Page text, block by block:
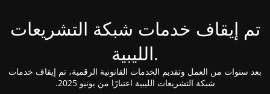
تم إيقاف خدمات شبكة التشريعات
الليبية.
بعد سنوات من العمل وتقديم الخدمات القانونية الرقمية، تم إيقاف خدمات
شبكة التشريعات الليبية اعتبارًا من يونيو 2025.